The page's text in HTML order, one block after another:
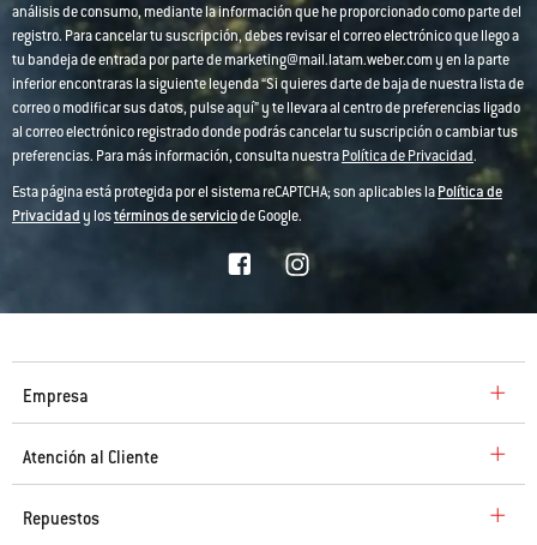
análisis de consumo, mediante la información que he proporcionado como parte del
registro. Para cancelar tu suscripción, debes revisar el correo electrónico que llego a
tu bandeja de entrada por parte de marketing@mail.latam.weber.com y en la parte
inferior encontraras la siguiente leyenda “Si quieres darte de baja de nuestra lista de
correo o modificar sus datos, pulse aquí” y te llevara al centro de preferencias ligado
al correo electrónico registrado donde podrás cancelar tu suscripción o cambiar tus
preferencias. Para más información, consulta nuestraPolítica de Privacidad.
Esta página está protegida por el sistema reCAPTCHA; son aplicables laPolítica de
Privacidady lostérminos de serviciode Google.
Empresa
Atención al Cliente
Repuestos